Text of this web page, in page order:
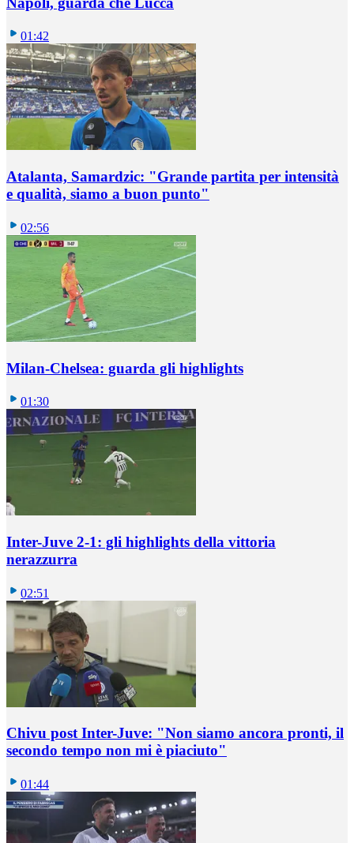
01:42
Atalanta, Samardzic: "Grande partita per intensità
e qualità, siamo a buon punto"
02:56
Milan-Chelsea: guarda gli highlights
01:30
Inter-Juve 2-1: gli highlights della vittoria
nerazzurra
02:51
Chivu post Inter-Juve: "Non siamo ancora pronti, il
secondo tempo non mi è piaciuto"
01:44